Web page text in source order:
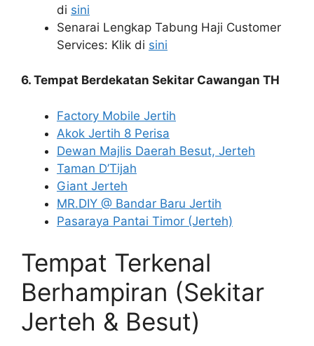
di sini
Senarai Lengkap Tabung Haji Customer
Services: Klik di sini
6. Tempat Berdekatan Sekitar Cawangan TH
Factory Mobile Jertih
Akok Jertih 8 Perisa
Dewan Majlis Daerah Besut, Jerteh
Taman D’Tijah
Giant Jerteh
MR.DIY @ Bandar Baru Jertih
Pasaraya Pantai Timor (Jerteh)
Tempat Terkenal
Berhampiran (Sekitar
Jerteh & Besut)